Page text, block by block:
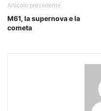
Articolo precedente
M61, la supernova e la
cometa